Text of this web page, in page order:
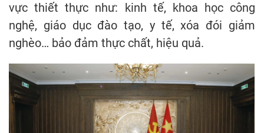
vực thiết thực như: kinh tế, khoa học công
nghệ, giáo dục đào tạo, y tế, xóa đói giảm
nghèo… bảo đảm thực chất, hiệu quả.